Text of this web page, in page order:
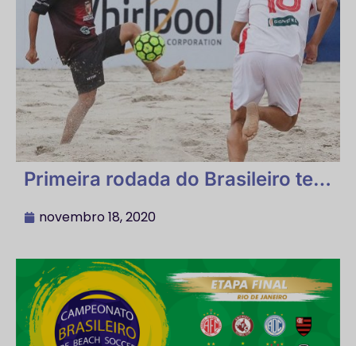
Primeira rodada do Brasileiro tem
novembro 18, 2020